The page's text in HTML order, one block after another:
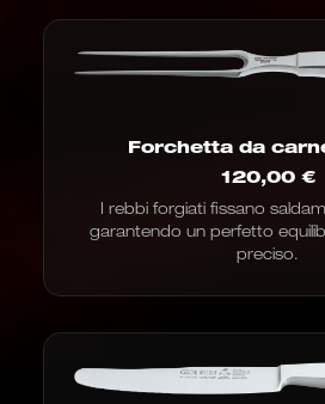
Forchetta da
120,00 €
I rebbi forgiati fissano
garantendo un perfetto
preciso.